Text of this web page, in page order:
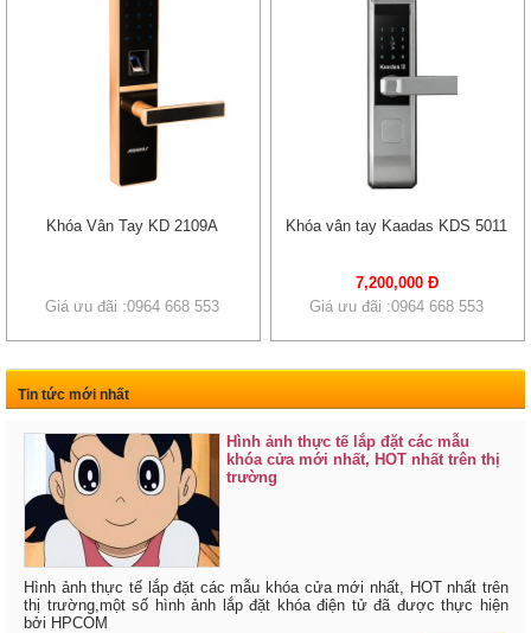
Khóa Vân Tay KD 2109A
Giá ưu đãi :0964 668 553
Khóa vân tay Kaadas KDS 5011
7,200,000 Đ
Giá ưu đãi :0964 668 553
Tin tức mới nhất
Hình ảnh thực tế lắp đặt các mẫu
khóa cửa mới nhất, HOT nhất trên thị
trường
Hình ảnh thực tế lắp đặt các mẫu khóa cửa mới nhất, HOT nhất trên
thị trường,một số hình ảnh lắp đặt khóa điện tử đã được thực hiện
bởi HPCOM